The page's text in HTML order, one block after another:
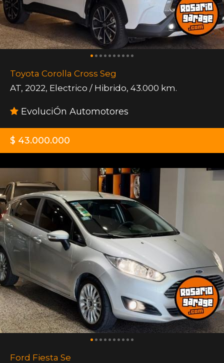
Toyota Corolla Cross Seg
AT, 2022, Electrico / Hibrido, 43.000 km.
EvoluciÓn Automotores
$ 43.000.000
Ford Fiesta Se